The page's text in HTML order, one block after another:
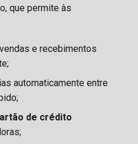
que permite às
e recebimentos
automaticamente entre
de crédito